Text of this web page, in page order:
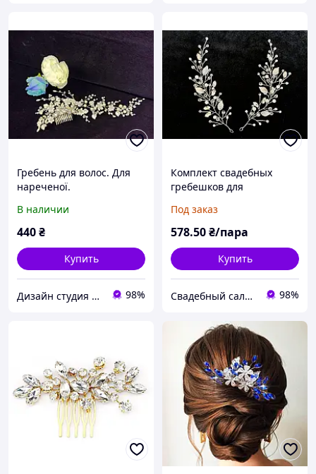
Гребень для волос. Для
нареченої.
В наличии
440₴
Купить
Дизайн студия " Art - Лавка". Славутич. 98%
Комплект свадебных
гребешков для
невесты (2 шт.)
Под заказ
578.50₴/пара
Купить
Свадебный салон "ПРИНЦЕССА" 98%